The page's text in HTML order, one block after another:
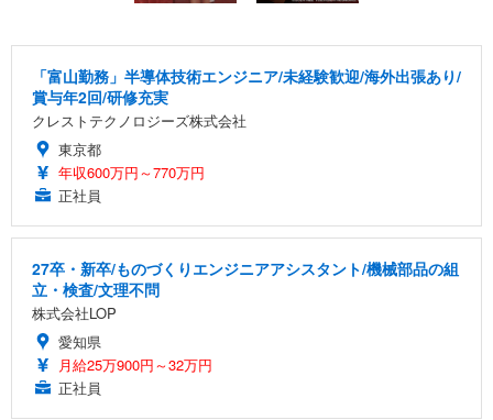
「富山勤務」半導体技術エンジニア/未経験歓迎/海外出張あり/
賞与年2回/研修充実
クレストテクノロジーズ株式会社
東京都
年収600万円～770万円
正社員
27卒・新卒/ものづくりエンジニアアシスタント/機械部品の組
立・検査/文理不問
株式会社LOP
愛知県
月給25万900円～32万円
正社員